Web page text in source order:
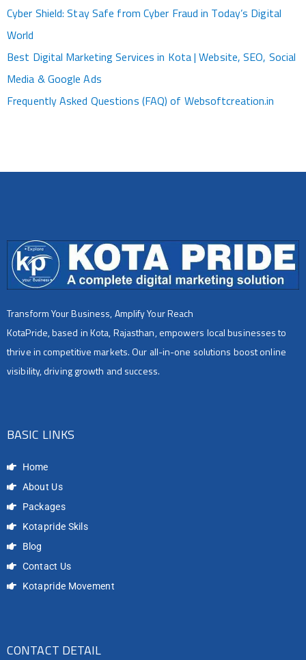
Cyber Shield: Stay Safe from Cyber Fraud in Today’s Digital
World
Best Digital Marketing Services in Kota | Website, SEO, Social
Media & Google Ads
Frequently Asked Questions (FAQ) of Websoftcreation.in
Transform Your Business, Amplify Your Reach
KotaPride, based in Kota, Rajasthan, empowers local businesses to
thrive in competitive markets. Our all-in-one solutions boost online
visibility, driving growth and success.
BASIC LINKS
Home
About Us
Packages
Kotapride Skils
Blog
Contact Us
Kotapride Movement
CONTACT DETAIL